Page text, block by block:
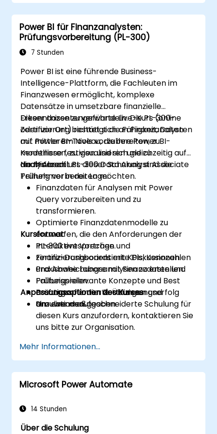
Datenquellen herstellen, Daten
transformieren und Berichte wie Diagramme,
Tabellen, Matrizen, Karten usw. erstellen.
Power BI für Finanzanalysten:
Prüfungsvorbereitung (PL-300)
7 Stunden
Power BI ist eine führende Business-
Intelligence-Plattform, die Fachleuten im
Finanzwesen ermöglicht, komplexe
Datensätze in umsetzbare finanzielle
Erkenntnisse zu verwandeln. Die PL-300-
Zertifizierung bestätigt die Fähigkeit, Daten
mit Power BI-Tools vorzubereiten, zu
modellieren, zu visualisieren und zu
analysieren.
Dieser dozentengeführte Live-Kurs (online
oder vor Ort) richtet sich an Finanzanalysten
auf mittlerem Niveau, die ihre Power BI-
Kenntnisse festigen und sich gleichzeitig auf
die Microsoft PL-300 Data Analyst Associate
Prüfung vorbereiten möchten.
Nach Abschluss dieser Schulung sind die
Teilnehmer in der Lage:
Finanzdaten für Analysen mit Power
Query vorzubereiten und zu
transformieren.
Optimierte Finanzdatenmodelle zu
entwerfen, die den Anforderungen der
PL-300 entsprechen.
Finanz-Dashboards mit KPIs, Kennzahlen
und Abweichungsanalysen zu erstellen.
Prüfungsrelevante Konzepte und Best
Practices für den Zertifizierungserfolg
anzuwenden.
Kursformat
Interaktive Vorträge und
zertifizierungsorientierte Diskussionen.
Praxisnahe Labore mit Finanzdaten und
Fallbeispielen.
Prüfungsorientierte Übungen und
Simulationsaufgaben.
Anpassungsoptionen des Kurses
Um eine maßgeschneiderte Schulung für
diesen Kurs anzufordern, kontaktieren Sie
uns bitte zur Organisation.
Mehr Informationen...
Microsoft Power Automate
14 Stunden
Über die Schulung